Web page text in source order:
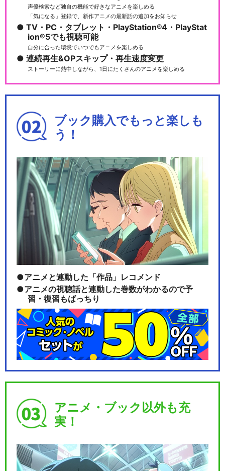
声優検索など独自の機能で好きなアニメを楽しめる
「気になる」登録で、新作アニメの最新話の追加をお知らせ
TV・PC・タブレット・PlayStation®4・PlayStat
ion®5でも視聴可能
自分に合った環境でいつでもアニメを楽しめる
連続再生&OPスキップ・再生速度変更
ストーリーに熱中しながら、1日にたくさんのアニメを楽しめる
ブック購入でもっと楽しも
う！
アニメと連動した「作品」レコメンド
アニメの視聴話と連動した巻数がわかるので予
習・復習もばっちり
アニメ・ブック以外も充
実！